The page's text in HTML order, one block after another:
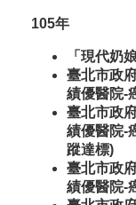
105年
「現代奶
臺北市政
績優醫院-
臺北市政
績優醫院-
蹤達標)
臺北市政
績優醫院-